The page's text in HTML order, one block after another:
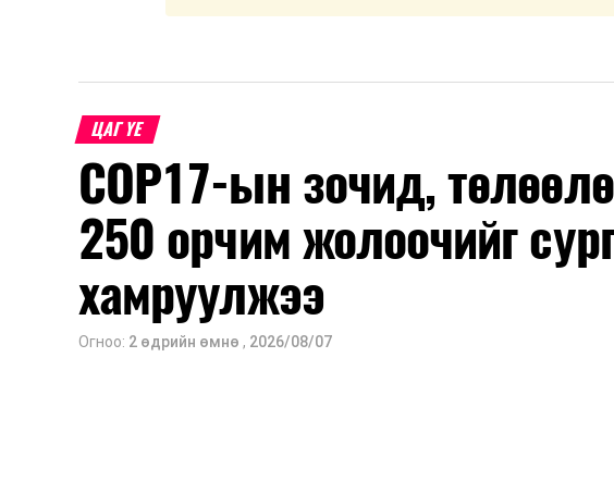
ЦАГ ҮЕ
COP17-ын зочид,
250 орчим жолоочийг
хамруулжээ
Огноо: 2 өдрийн өмнө , 2026/08/07